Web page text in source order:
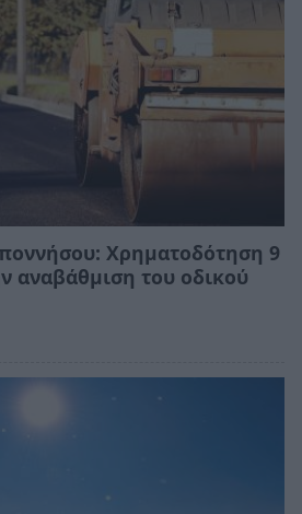
Χρηματοδότηση 9
αναβάθμιση του οδικού